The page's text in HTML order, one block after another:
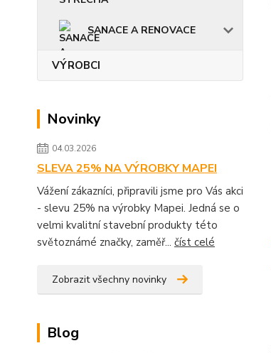
SANACE A RENOVACE
VÝROBCI
Novinky
04.03.2026
SLEVA 25% NA VÝROBKY MAPEI
Vážení zákazníci, připravili jsme pro Vás akci
- slevu 25% na výrobky Mapei. Jedná se o
velmi kvalitní stavební produkty této
světoznámé značky, zaměř... číst celé
Zobrazit všechny novinky
Blog